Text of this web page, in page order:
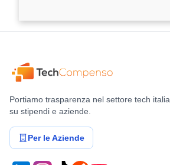
Android / Flutter
autorevole e contribuire alla
🔧 Cosa farai
Portiamo trasparenza nel settore tech
su stipendi e aziende.
Per le Aziende